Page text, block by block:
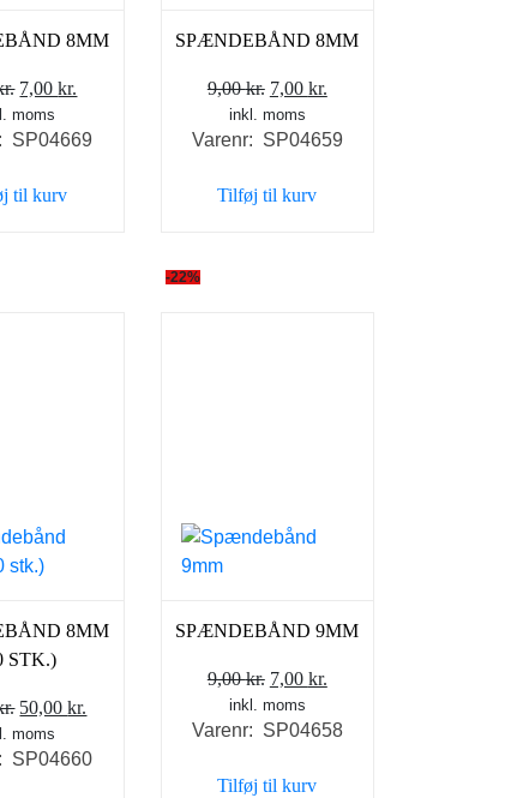
8MM
Den
oprindelige
pris
8,00 kr..
7,00kr.
pris
moms
SP04669
til kurv
SPÆNDEBÅND 8MM
9,00kr. Den
oprindelige
pris
9,00 kr..
7,00 kr.
pris
inkl. moms
Varenr: SP04659
Tilføj til kurv
8MM
STK.)
Den
oprindelige
pris
50,00kr.
pris
moms
SP04660
-22%
SPÆNDEBÅND 9MM
9,00kr. Den
oprindelige
pris
9,00 kr..
7,00 kr.
pris
inkl. moms
Varenr: SP04658
Tilføj til kurv